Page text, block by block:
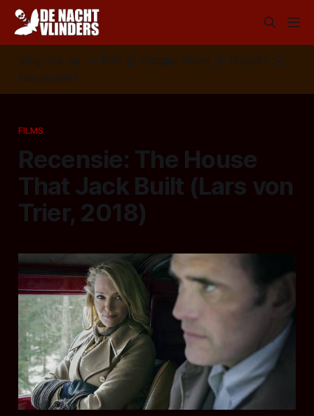
Volg ons op: 📣 RSS 📰 Google News 🦋 Bluesky
✉️
Nieuwsbrief
FILMS
Recensie: The House
That Jack Built (Lars von
Trier, 2018)